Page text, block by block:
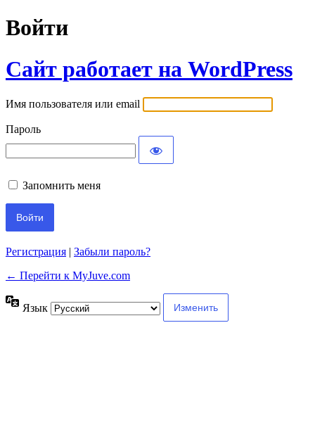
Войти
Сайт работает на WordPress
Имя пользователя или email
Пароль
Запомнить меня
Регистрация | Забыли пароль?
← Перейти к MyJuve.com
Язык